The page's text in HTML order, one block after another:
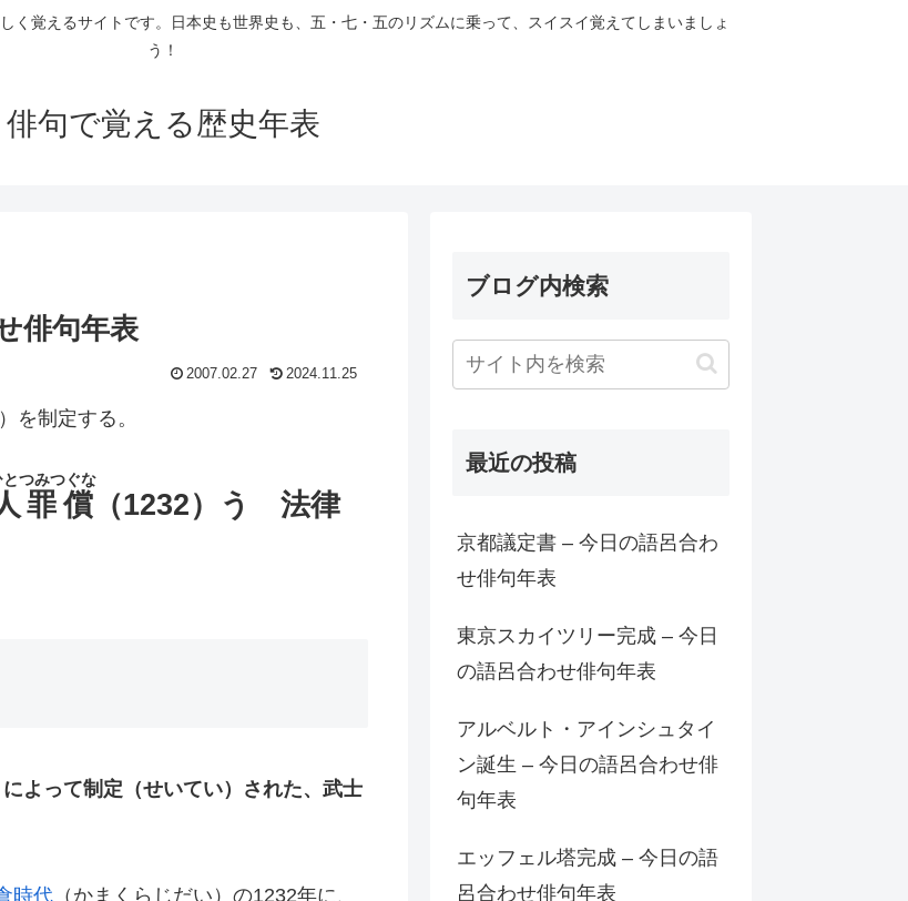
く覚えるサイトです。日本史も世界史も、五・七・五のリズムに乗って、スイスイ覚えてしまいましょ
う！
俳句で覚える歴史年表
俳句年表
2007.02.27 2024.11.25
を制定する。
罪償
とつみつぐな
（1232）う 法律
よって制定（せいてい）された、武士
時代 （かまくらじだい）の1232年に、
ブログ内検索
最近の投稿
京都議定書 – 今日の語呂合わ
せ俳句年表
東京スカイツリー完成 – 今日
の語呂合わせ俳句年表
アルベルト・アインシュタイ
ン誕生 – 今日の語呂合わせ俳
句年表
エッフェル塔完成 – 今日の語
呂合わせ俳句年表